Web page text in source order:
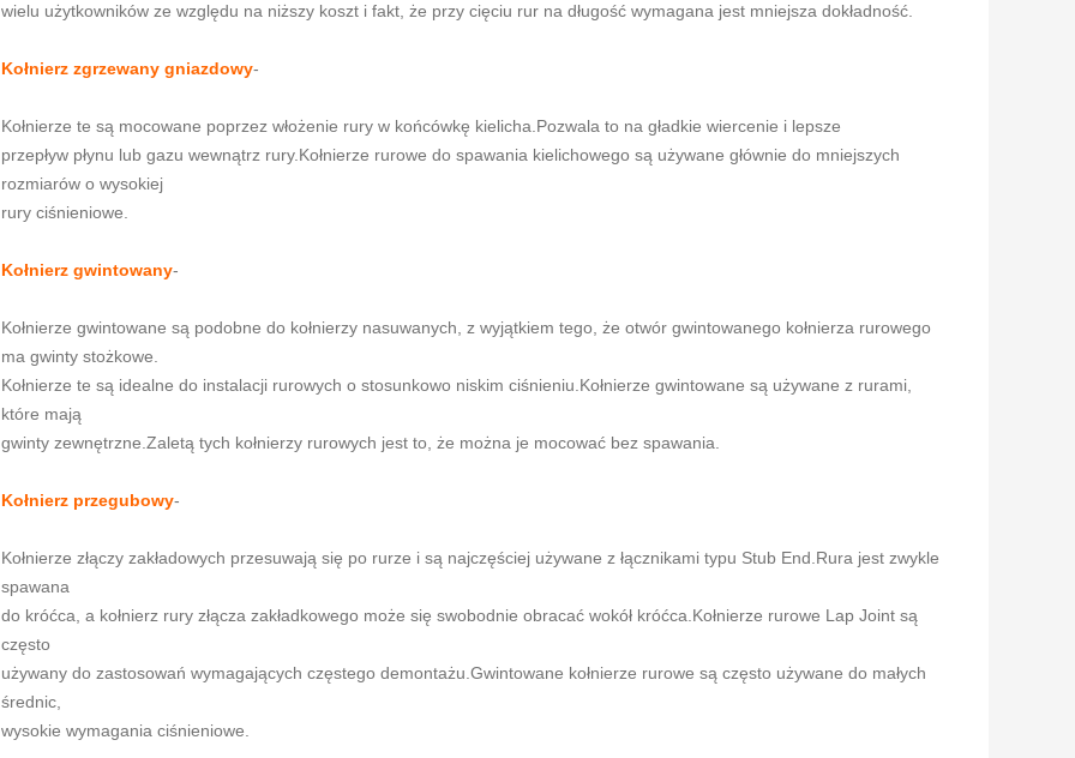
wielu użytkowników ze względu na niższy koszt i fakt, że przy cięciu rur na długość wymagana jest mniejsza dokładność.
Kołnierz zgrzewany gniazdowy-
Kołnierze te są mocowane poprzez włożenie rury w końcówkę kielicha.Pozwala to na gładkie wiercenie i lepsze
przepływ płynu lub gazu wewnątrz rury.Kołnierze rurowe do spawania kielichowego są używane głównie do mniejszych
rozmiarów o wysokiej
rury ciśnieniowe.
Kołnierz gwintowany-
Kołnierze gwintowane są podobne do kołnierzy nasuwanych, z wyjątkiem tego, że otwór gwintowanego kołnierza rurowego
ma gwinty stożkowe.
Kołnierze te są idealne do instalacji rurowych o stosunkowo niskim ciśnieniu.Kołnierze gwintowane są używane z rurami,
które mają
gwinty zewnętrzne.Zaletą tych kołnierzy rurowych jest to, że można je mocować bez spawania.
Kołnierz przegubowy-
Kołnierze złączy zakładowych przesuwają się po rurze i są najczęściej używane z łącznikami typu Stub End.Rura jest zwykle
spawana
do króćca, a kołnierz rury złącza zakładkowego może się swobodnie obracać wokół króćca.Kołnierze rurowe Lap Joint są
często
używany do zastosowań wymagających częstego demontażu.Gwintowane kołnierze rurowe są często używane do małych
średnic,
wysokie wymagania ciśnieniowe.